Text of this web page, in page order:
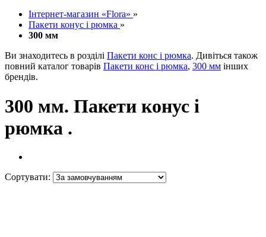
Інтернет-магазин «Flora» »
Пакети конус і рюмка »
300 мм
Ви знаходитесь в розділі Пакети конс і рюмка. Дивіться також
повний каталог товарів Пакети конс і рюмка, 300 мм інших
брендів.
300 мм. Пакети конус і
рюмка .
Сортувати: